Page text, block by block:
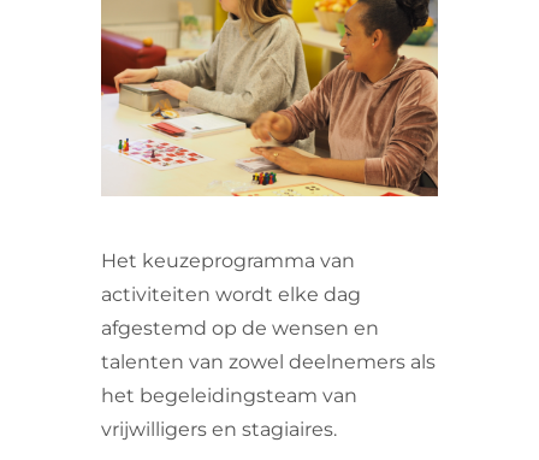
VRIJWILLIGERS & STAGIAIRES
Het keuzeprogramma van
activiteiten wordt elke dag
afgestemd op de wensen en
talenten van zowel deelnemers als
het begeleidingsteam van
vrijwilligers en stagiaires.